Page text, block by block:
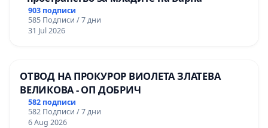
903 подписи
585 Подписи / 7 дни
31 Jul 2026
ОТВОД НА ПРОКУРОР ВИОЛЕТА ЗЛАТЕВА
ВЕЛИКОВА - ОП ДОБРИЧ
582 подписи
582 Подписи / 7 дни
6 Aug 2026